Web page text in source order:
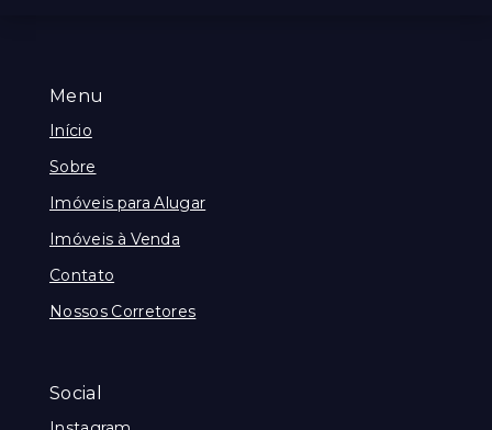
Menu
Início
Sobre
Imóveis para Alugar
Imóveis à Venda
Contato
Nossos Corretores
Social